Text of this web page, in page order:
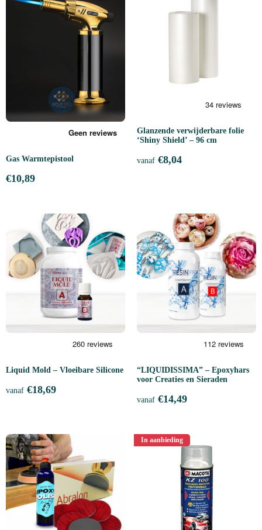
Gas Warmtepistool
€10,89
Glanzende verwijderbare folie
‘Shiny Shield’ – 96 cm
vanaf €8,04
Liquid Mold – Vloeibare Silicone
vanaf €18,69
“LIQUIDISSIMA” – Epoxyhars
voor Creaties en Sieraden
vanaf €14,49
In aanbieding